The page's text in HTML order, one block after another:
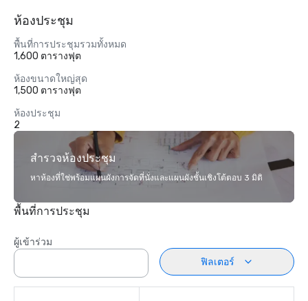
ห้องประชุม
พื้นที่การประชุมรวมทั้งหมด
1,600 ตารางฟุต
ห้องขนาดใหญ่สุด
1,500 ตารางฟุต
ห้องประชุม
2
สำรวจห้องประชุม
หาห้องที่ใช่พร้อมแผนผังการจัดที่นั่งและแผนผังชั้นเชิงโต้ตอบ 3 มิติ
พื้นที่การประชุม
ผู้เข้าร่วม
ฟิลเตอร์